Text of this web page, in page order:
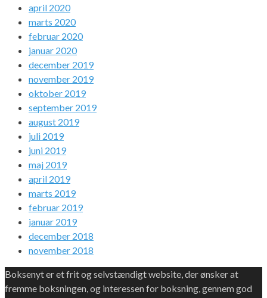
april 2020
marts 2020
februar 2020
januar 2020
december 2019
november 2019
oktober 2019
september 2019
august 2019
juli 2019
juni 2019
maj 2019
april 2019
marts 2019
februar 2019
januar 2019
december 2018
november 2018
Boksenyt er et frit og selvstændigt website, der ønsker at
fremme boksningen, og interessen for boksning, gennem god